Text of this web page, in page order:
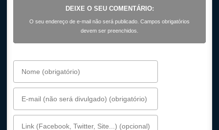
DEIXE O SEU COMENTÁRIO:
O seu endereço de e-mail não será publicado. Campos obrigatórios
devem ser preenchidos.